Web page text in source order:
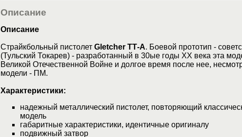
Описание
Описание
Страйкбольный пистолет Gletcher ТТ-A. Боевой прототип -
(Тульский Токарев) - разработанный в 30ые годы ХХ века эта
Великой Отечественной Войне и долгое время после нее,
модели - ПМ.
Характеристики:
надежный металлический пистолет, повторяющий
модель
габаритные характеристики, идентичные оригиналу
подвижный затвор